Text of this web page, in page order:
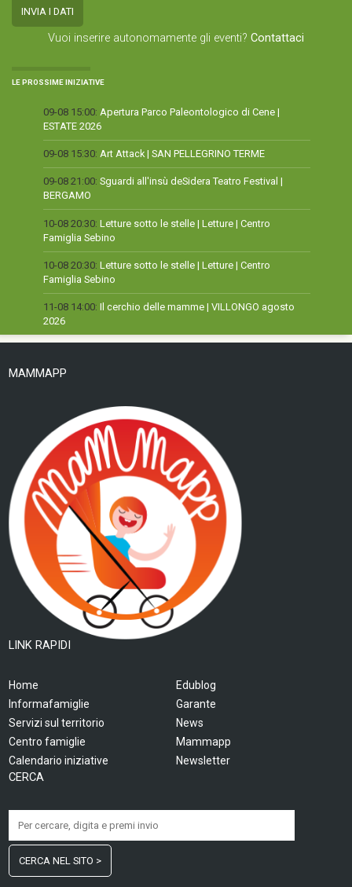
Vuoi inserire autonomamente gli eventi? Contattaci
LE PROSSIME INIZIATIVE
09-08 15:00: Apertura Parco Paleontologico di Cene |
ESTATE 2026
09-08 15:30: Art Attack | SAN PELLEGRINO TERME
09-08 21:00: Sguardi all'insù deSidera Teatro Festival |
BERGAMO
10-08 20:30: Letture sotto le stelle | Letture | Centro
Famiglia Sebino
10-08 20:30: Letture sotto le stelle | Letture | Centro
Famiglia Sebino
11-08 14:00: Il cerchio delle mamme | VILLONGO agosto
2026
MAMMAPP
LINK RAPIDI
Home
Informafamiglie
Servizi sul territorio
Centro famiglie
Calendario iniziative
Edublog
Garante
News
Mammapp
Newsletter
CERCA
CERCA NEL SITO >